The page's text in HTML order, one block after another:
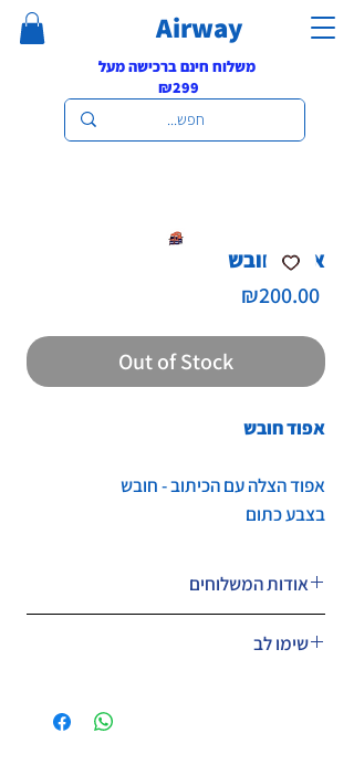
Airway
משלוח חינם ברכישה מעל
₪299
אפוד חובש
₪200.00Price
Out of Stock
אפוד חובש
אפוד הצלה עם הכיתוב - חובש
בצבע כתום
אודות המשלוחים
ניתן לבחור במעמד הקנייה דואר שליחים
שימו לב